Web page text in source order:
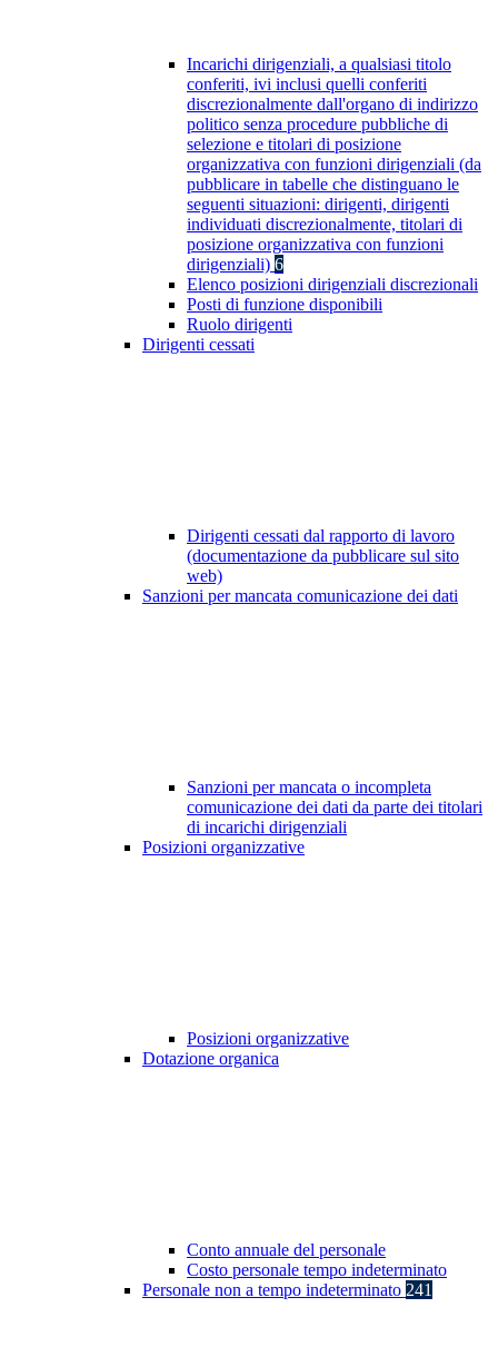
Incarichi dirigenziali, a qualsiasi titolo
conferiti, ivi inclusi quelli conferiti
discrezionalmente dall'organo di indirizzo
politico senza procedure pubbliche di
selezione e titolari di posizione
organizzativa con funzioni dirigenziali (da
pubblicare in tabelle che distinguano le
seguenti situazioni: dirigenti, dirigenti
individuati discrezionalmente, titolari di
posizione organizzativa con funzioni
dirigenziali) 6
Elenco posizioni dirigenziali discrezionali
Posti di funzione disponibili
Ruolo dirigenti
Dirigenti cessati
Dirigenti cessati dal rapporto di lavoro
(documentazione da pubblicare sul sito
web)
Sanzioni per mancata comunicazione dei dati
Sanzioni per mancata o incompleta
comunicazione dei dati da parte dei titolari
di incarichi dirigenziali
Posizioni organizzative
Posizioni organizzative
Dotazione organica
Conto annuale del personale
Costo personale tempo indeterminato
Personale non a tempo indeterminato 241